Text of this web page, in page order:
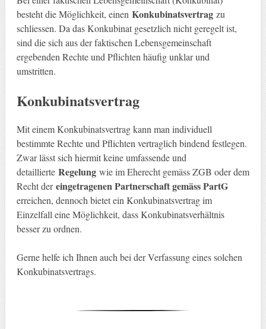
besteht die Möglichkeit, einen Konkubinatsvertragzu
schliessen. Da das Konkubinat gesetzlich nicht geregelt ist,
sind die sich aus der faktischen Lebensgemeinschaft
ergebenden Rechte und Pflichten häufig unklar und
umstritten.
Konkubinatsvertrag
Mit einem Konkubinatsvertrag kann man individuell
bestimmte Rechte und Pflichten vertraglich bindend festlegen.
Zwar lässt sich hiermit keine umfassende und
detaillierte Regelungwie im Eherecht gemäss ZGB oder dem
Recht dereingetragenen Partnerschaft gemäss PartG
erreichen, dennoch bietet ein Konkubinatsvertrag im
Einzelfall eine Möglichkeit, dass Konkubinatsverhältnis
besser zu ordnen.
Gerne helfe ich Ihnen auch bei der Verfassung eines solchen
Konkubinatsvertrags.